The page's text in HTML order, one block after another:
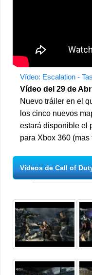
Vídeo: Escalation -
Vídeo del 29 de
Nuevo tráiler en el
los cinco nuevos
estará disponible el
para Xbox 360
Vídeos de Call of